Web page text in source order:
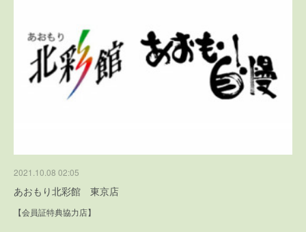
2021.10.08 02:05
あおもり北彩館 東京店
【会員証特典協力店】